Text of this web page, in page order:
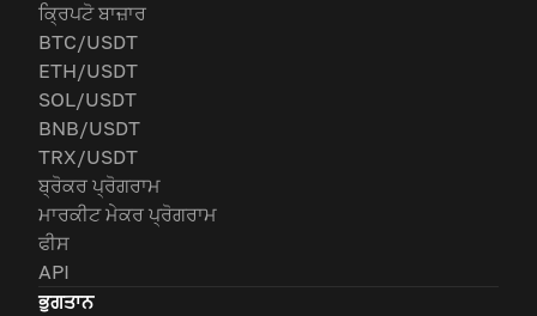
ਕ੍ਰਿਪਟੋ ਬਾਜ਼ਾਰ
BTC/USDT
ETH/USDT
SOL/USDT
BNB/USDT
TRX/USDT
ਬ੍ਰੋਕਰ ਪ੍ਰੋਗਰਾਮ
ਮਾਰਕੀਟ ਮੇਕਰ ਪ੍ਰੋਗਰਾਮ
ਫੀਸ
API
ਭੁਗਤਾਨ